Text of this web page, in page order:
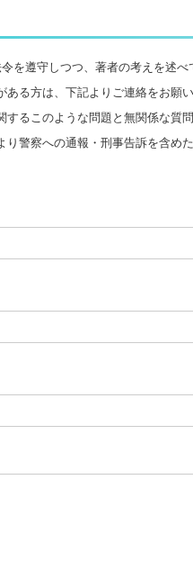
を遵守しつつ、著者の考えを述べ
る方は、下記よりご連絡をお願
るこのような問題と無関係な質
警察への通報・刑事告訴を含め